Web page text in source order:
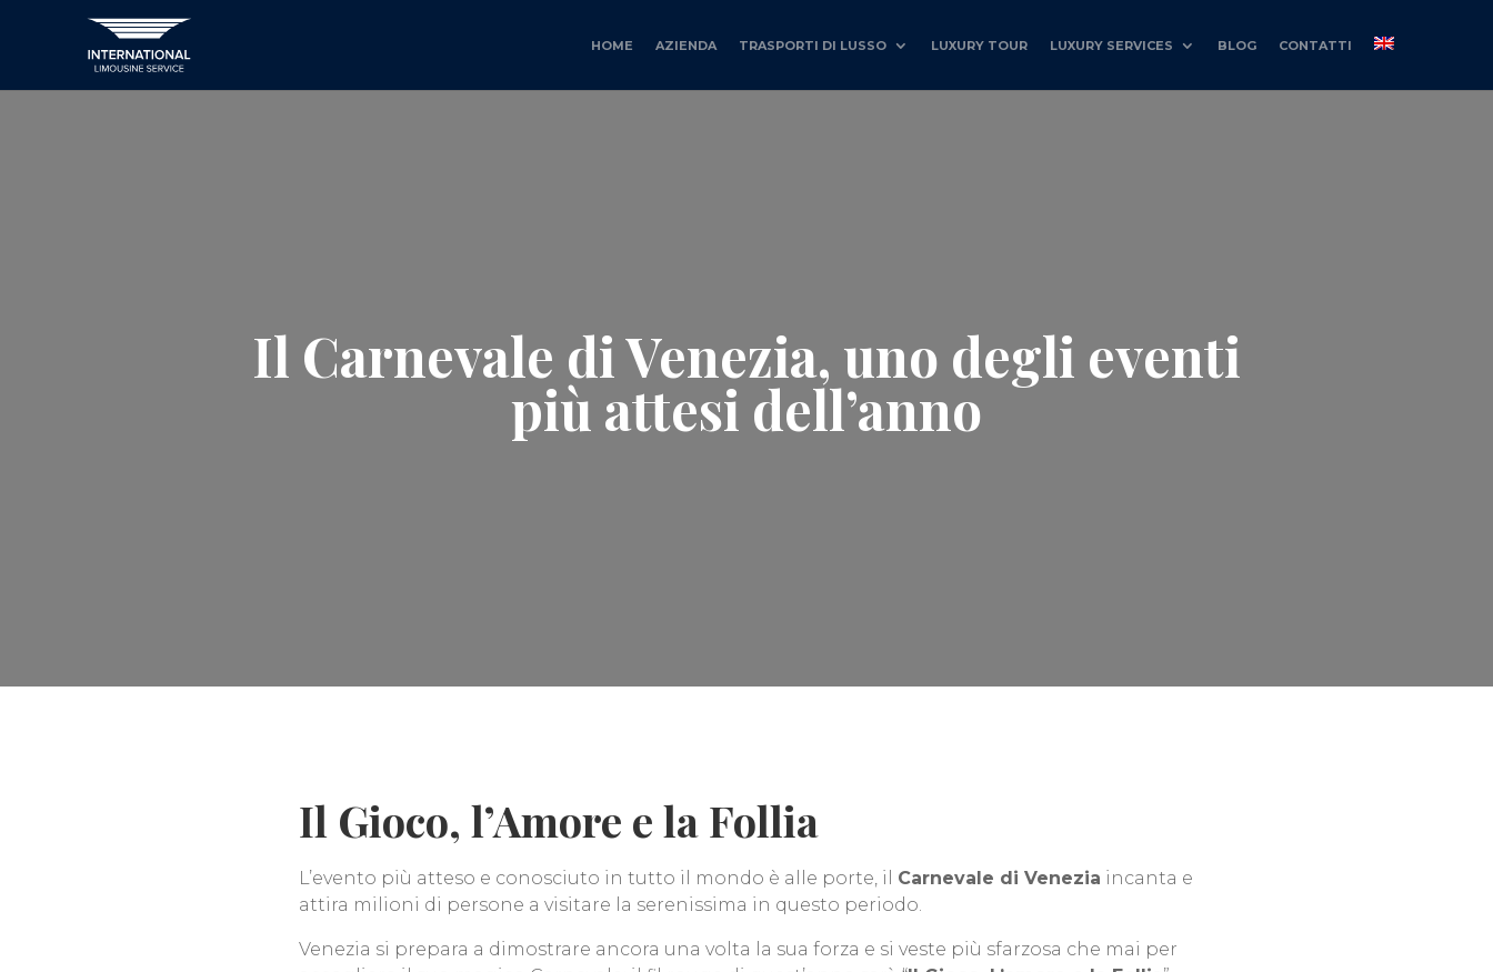
HOME AZIENDA TRASPORTI DI LUSSO LUXURY TOUR LUXURY SERVICES BLOG CONTATTI
Il Carnevale di Venezia, uno degli eventi
più attesi dell’anno
Il Gioco, l’Amore e la Follia
L’evento più atteso e conosciuto in tutto il mondo è alle porte, il Carnevale di Venezia incanta e
attira milioni di persone a visitare la serenissima in questo periodo.
Venezia si prepara a dimostrare ancora una volta la sua forza e si veste più sfarzosa che mai per